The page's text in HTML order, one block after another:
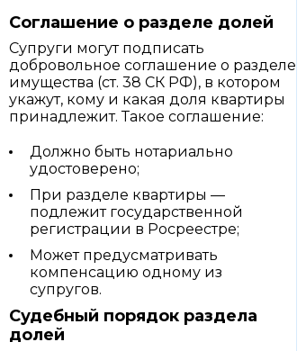
Соглашение о разделе долей
Супруги могут подписать
добровольное соглашение о разделе
имущества (ст. 38 СК РФ), в котором
укажут, кому и какая доля квартиры
принадлежит. Такое соглашение:
Должно быть нотариально
удостоверено;
При разделе квартиры —
подлежит государственной
регистрации в Росреестре;
Может предусматривать
компенсацию одному из
супругов.
Судебный порядок раздела
долей